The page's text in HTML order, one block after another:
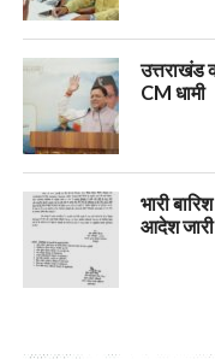
उत्तराखंड
CM धामी
भारी
आदेश जारी